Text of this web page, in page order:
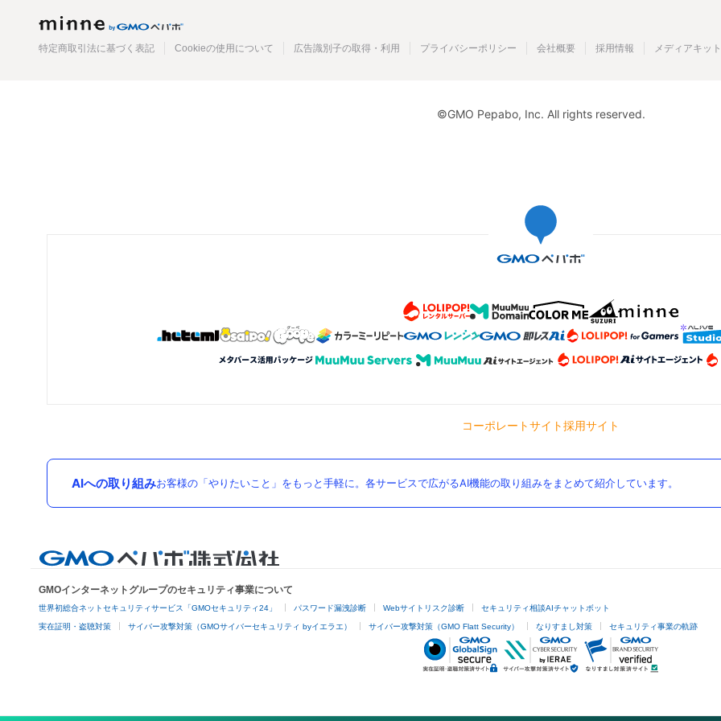
特定商取引法に基づく表記 Cookieの使用について 広告識別子の取得・利用 プライバシーポリシー 会社概要 採用情報 メディアキット
©GMO Pepabo, Inc. All rights reserved.
コーポレートサイト採用サイト
AIへの取り組みお客様の「やりたいこと」をもっと手軽に。各サービスで広がるAI機能の取り組みをまとめて紹介しています。
GMOインターネットグループのセキュリティ事業について
世界初総合ネットセキュリティサービス「GMOセキュリティ24」 パスワード漏洩診断 Webサイトリスク診断 セキュリティ相談AIチャットボット
実在証明・盗聴対策 サイバー攻撃対策（GMOサイバーセキュリティ byイエラエ） サイバー攻撃対策（GMO Flatt Security） なりすまし対策 セキュリティ事業の軌跡